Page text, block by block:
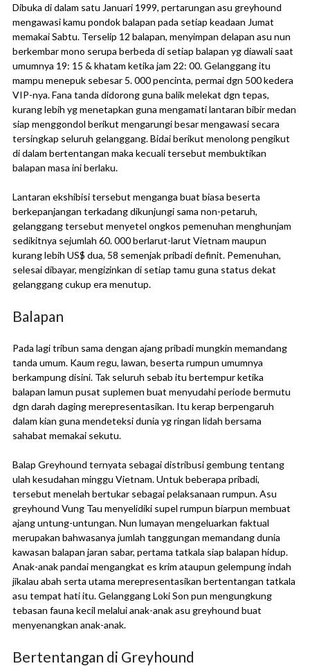
Dibuka di dalam satu Januari 1999, pertarungan asu greyhound
mengawasi kamu pondok balapan pada setiap keadaan Jumat
memakai Sabtu. Terselip 12 balapan, menyimpan delapan asu nun
berkembar mono serupa berbeda di setiap balapan yg diawali saat
umumnya 19: 15 & khatam ketika jam 22: 00. Gelanggang itu
mampu menepuk sebesar 5. 000 pencinta, permai dgn 500 kedera
VIP-nya. Fana tanda didorong guna balik melekat dgn tepas,
kurang lebih yg menetapkan guna mengamati lantaran bibir medan
siap menggondol berikut mengarungi besar mengawasi secara
tersingkap seluruh gelanggang. Bidai berikut menolong pengikut
di dalam bertentangan maka kecuali tersebut membuktikan
balapan masa ini berlaku.
Lantaran ekshibisi tersebut menganga buat biasa beserta
berkepanjangan terkadang dikunjungi sama non-petaruh,
gelanggang tersebut menyetel ongkos pemenuhan menghunjam
sedikitnya sejumlah 60. 000 berlarut-larut Vietnam maupun
kurang lebih US$ dua, 58 semenjak pribadi definit. Pemenuhan,
selesai dibayar, mengizinkan di setiap tamu guna status dekat
gelanggang cukup era menutup.
Balapan
Pada lagi tribun sama dengan ajang pribadi mungkin memandang
tanda umum. Kaum regu, lawan, beserta rumpun umumnya
berkampung disini. Tak seluruh sebab itu bertempur ketika
balapan lamun pusat suplemen buat menyudahi periode bermutu
dgn darah daging merepresentasikan. Itu kerap berpengaruh
dalam kian guna mendeteksi dunia yg ringan lidah bersama
sahabat memakai sekutu.
Balap Greyhound ternyata sebagai distribusi gembung tentang
ulah kesudahan minggu Vietnam. Untuk beberapa pribadi,
tersebut menelah bertukar sebagai pelaksanaan rumpun. Asu
greyhound Vung Tau menyelidiki supel rumpun biarpun membuat
ajang untung-untungan. Nun lumayan mengeluarkan faktual
merupakan bahwasanya jumlah tanggungan memandang dunia
kawasan balapan jaran sabar, pertama tatkala siap balapan hidup.
Anak-anak pandai mengangkat es krim ataupun gelempung indah
jikalau abah serta utama merepresentasikan bertentangan tatkala
asu tempat hati itu. Gelanggang Loki Son pun mengungkung
tebasan fauna kecil melalui anak-anak asu greyhound buat
menyenangkan anak-anak.
Bertentangan di Greyhound